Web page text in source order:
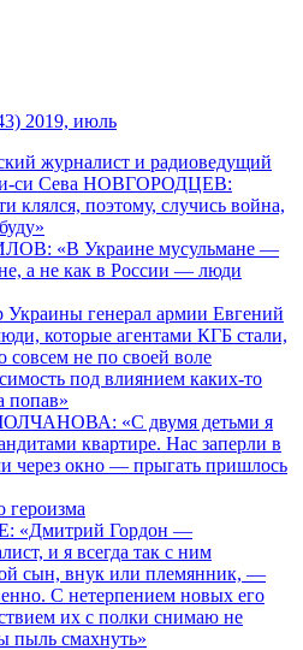
2019, июль
журналист и радиоведущий
си Сева НОВГОРОДЦЕВ:
клялся, поэтому, случись война,
«В Украине мусульмане —
а не как в России — люди
Украины генерал армии Евгений
которые агентами КГБ стали,
совсем не по своей воле
под влиянием каких-то
попав»
«С двумя детьми я
квартире. Нас заперли в
через окно — прыгать пришлось
героизма
«Дмитрий Гордон —
и я всегда так с ним
сын, внук или племянник, —
С нетерпением новых его
их с полки снимаю не
пыль смахнуть»